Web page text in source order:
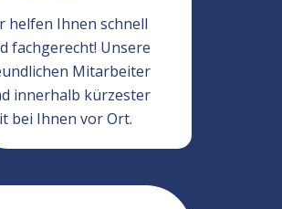
helfen Ihnen schnell
fachgerecht! Unsere
Mitarbeiter
innerhalb kürzester
bei Ihnen vor Ort.